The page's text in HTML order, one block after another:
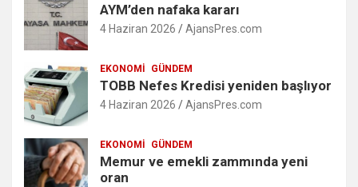
AYM’den nafaka kararı
4 Haziran 2026 AjansPres.com
EKONOMI GÜNDEM
TOBB Nefes Kredisi yeniden başlıyor
4 Haziran 2026 AjansPres.com
EKONOMI GÜNDEM
Memur ve emekli zammında yeni
oran